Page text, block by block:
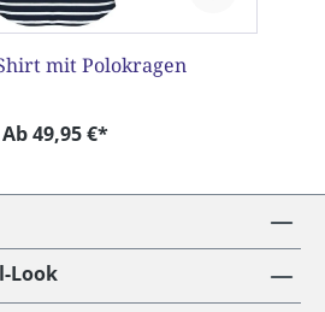
mit Polokragen
Ab 49,95 €*
Look